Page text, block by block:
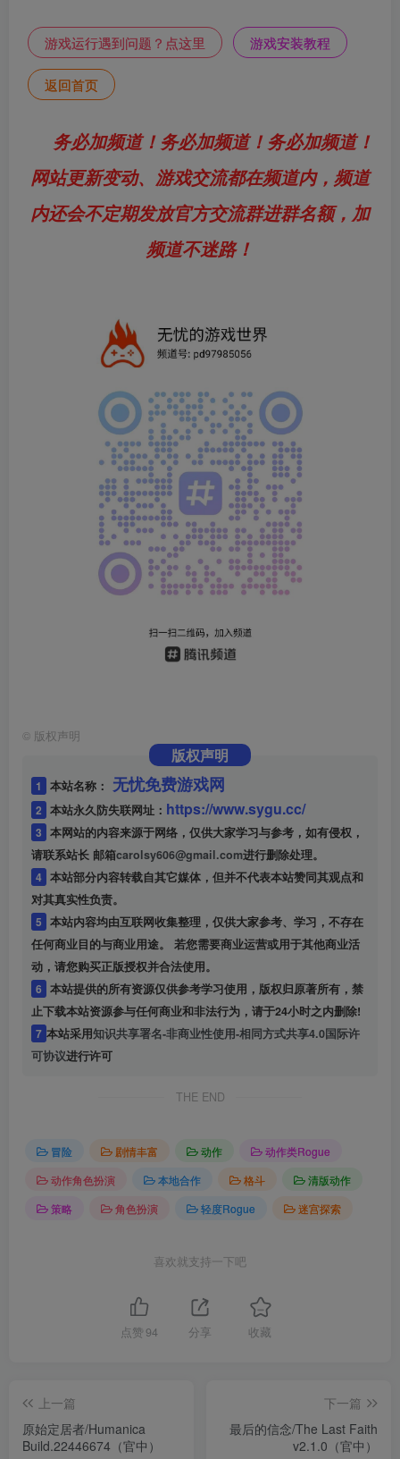
游戏运行遇到问题？点这里 游戏安装教程
返回首页
务必加频道！务必加频道！务必加频道！
网站更新变动、游戏交流都在频道内，频道
内还会不定期发放官方交流群进群名额，加
频道不迷路！
© 版权声明
版权声明
1 本站名称： 无忧免费游戏网
2 本站永久防失联网址： https://www.sygu.cc/
3 本网站的内容来源于网络，仅供大家学习与参考，如有侵权，
请联系站长 邮箱carolsy606@gmail.com进行删除处理。
4 本站部分内容转载自其它媒体，但并不代表本站赞同其观点和
对其真实性负责。
5
任何商业目的与商业用途。 若您需要商业运营或用于其他商业活
动，请您购买正版授权并合法使用。
6 本站提供的所有资源仅供参考学习使用，版权归原著所有，禁
止下载本站资源参与任何商业和非法行为，请于24小时之内删除!
7 本站采用知识共享署名-非商业性使用-相同方式共享4.0国际许
可协议进行许可
THE END
冒险 剧情丰富 动作
动作类Rogue
动作角色扮演
本地合作 格斗
清版动作
策略
角色扮演 轻度Rogue 迷宫探索
喜欢就支持一下吧
点赞 94 分享 收藏
上一篇
原始定居者/Humanica
Build.22446674（官中）
下一篇
最后的信念/The Last Faith
v2.1.0（官中）